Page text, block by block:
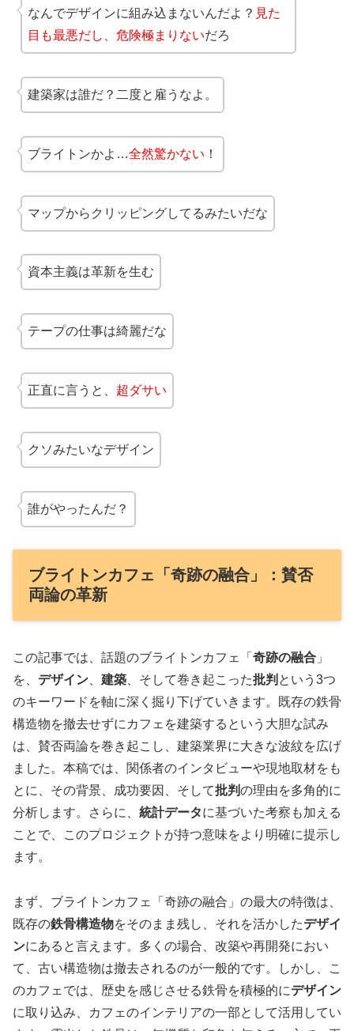
なんでデザインに組み込まないんだよ？ 見た
目も最悪だし、危険極まりないだろ
建築家は誰だ？二度と雇うなよ。
ブライトンかよ…全然驚かない ！
マップからクリッピングしてるみたいだな
資本主義は革新を生む
テープの仕事は綺麗だな
正直に言うと、 超ダサい
クソみたいなデザイン
誰がやったんだ？
ブライトンカフェ「奇跡の融合」：賛否
両論の革新
この記事では、話題のブライトンカフェ「 奇跡の融合 」
を、 デザイン 建築 、そして巻き起こった批判 という3つ
のキーワードを軸に深く掘り下げていきます。既存の鉄骨
構造物を撤去せずにカフェを建築するという大胆な試み
は、賛否両論を巻き起こし、建築業界に大きな波紋を広げ
ました。本稿では、関係者のインタビューや現地取材をも
とに、その背景、成功要因、そして批判の理由を多角的に
分析します。さらに、 統計データに基づいた考察も加える
ことで、このプロジェクトが持つ意味をより明確に提示し
ます。
まず、ブライトンカフェ「奇跡の融合」の最大の特徴は、
既存の鉄骨構造物をそのまま残し、それを活かしたデザイ
ンにあると言えます。多くの場合、改築や再開発におい
て、古い構造物は撤去されるのが一般的です。しかし、こ
のカフェでは、歴史を感じさせる鉄骨を積極的にデザイン
に取り込み、カフェのインテリアの一部として活用してい